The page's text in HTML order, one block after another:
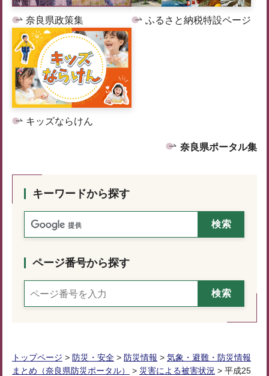
奈良県政策集 ふるさと納税特設ページ
キッズならけん
奈良県ポータル集
キーワードから探す
ページ番号から探す
トップページ > 防災・安全 > 防災情報 > 気象・避難・防災情報
まとめ（奈良県防災ポータル）
> 災害による被害状況 > 平成25